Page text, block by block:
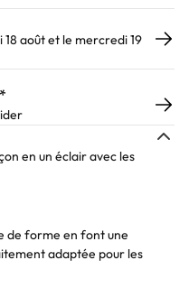
août et le mercredi 19
en un éclair avec les
de forme en font une
adaptée pour les